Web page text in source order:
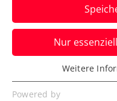
den Sport“
ÖTV-Präsident
flammenden
Nur
Essenziell
Essenzielle Cookies
Weitere
Powered by